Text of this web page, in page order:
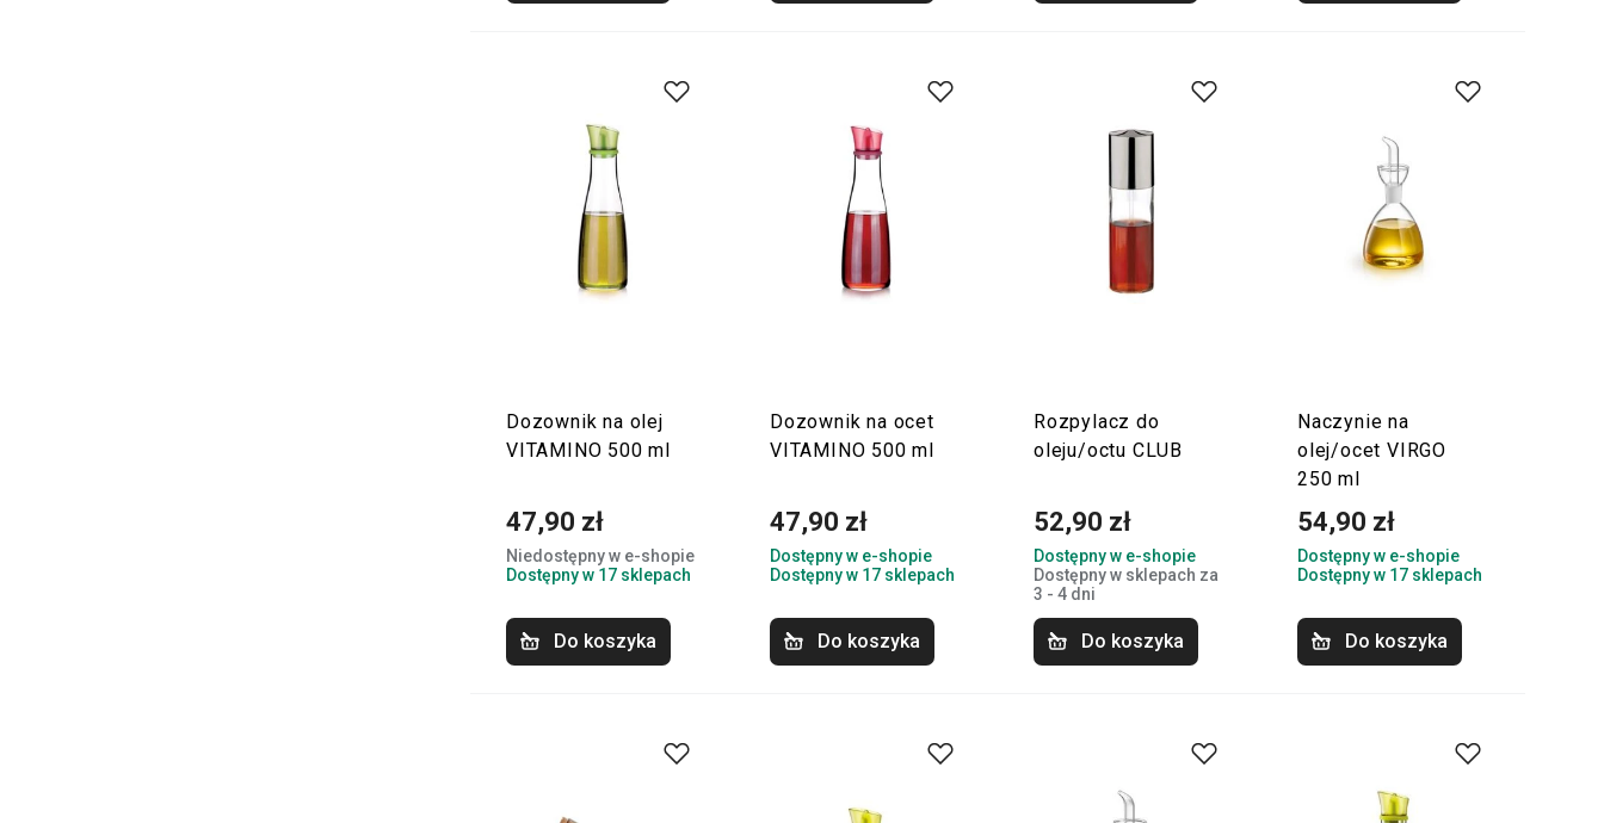
Dozownik na olej
VITAMINO 500 ml
47,90 zł
Niedostępny w e-shopie
Dostępny w 17 sklepach
Do koszyka
Dozownik na ocet
VITAMINO 500 ml
47,90 zł
Dostępny w e-shopie
Dostępny w 17 sklepach
Do koszyka
Rozpylacz do
oleju/octu CLUB
52,90 zł
Dostępny w e-shopie
Dostępny w sklepach za
3 - 4 dni
Do koszyka
Naczynie na
olej/ocet VIRGO
250 ml
54,90 zł
Dostępny w e-shopie
Dostępny w 17 sklepach
Do koszyka